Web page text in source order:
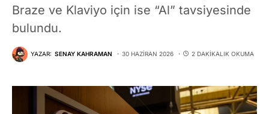
Braze ve Klaviyo için ise “Al” tavsiyesinde
bulundu.
YAZAR: SENAY KAHRAMAN 30 HAZIRAN 2026 2 DAKIKALIK OKUMA